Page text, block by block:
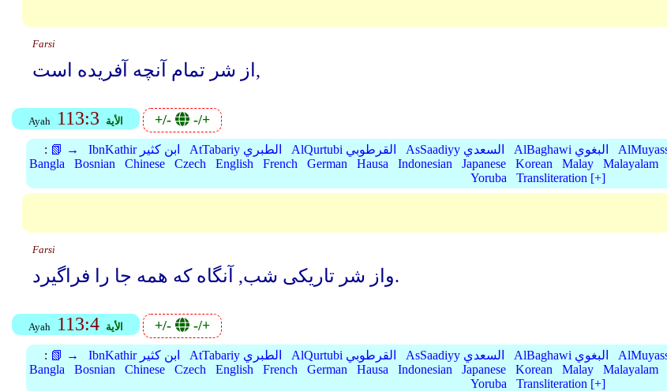
Farsi
از شر تمام آنچه آفریده است,
Ayah 113:3 الأية +/- -/+
: 📗 → IbnKathir ابن كثير AtTabariy الطبري AlQurtubi القرطوبي AsSaadiyy السعدي AlBaghawi البغوي
Bangla
Bosnian Chinese Czech English French German Hausa Indonesian Japanese Korean Malay Malayalam
Yoruba
Transliteration [+]
Farsi
واز شر تاریکی شب, آنگاه که همه جا را فراگیرد.
Ayah 113:4 الأية +/- -/+
: 📗 → IbnKathir ابن كثير AtTabariy الطبري AlQurtubi القرطوبي AsSaadiyy السعدي AlBaghawi البغوي
Bangla
Bosnian Chinese Czech English French German Hausa Indonesian Japanese Korean Malay Malayalam
Yoruba
Transliteration [+]